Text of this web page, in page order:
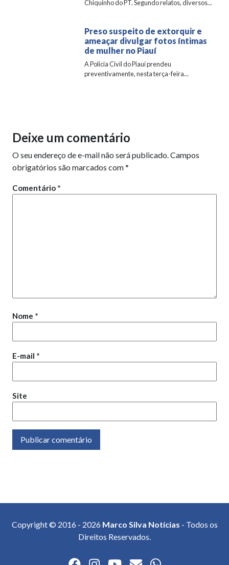
Chiquinho do PT. Segundo relatos, diversos...
Preso suspeito de extorquir e
ameaçar divulgar fotos íntimas
de mulher no Piauí
A Polícia Civil do Piauí prendeu
preventivamente, nesta terça-feira...
Deixe um comentário
O seu endereço de e-mail não será publicado.Campos
obrigatórios são marcados com*
Comentário *
Nome *
E-mail *
Site
Copyright © 2016 - 2026 Marco Silva Notícias - Todos os
Direitos Reservados.